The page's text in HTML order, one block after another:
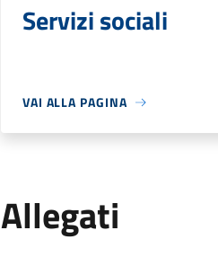
Servizi sociali
VAI ALLA PAGINA
Allegati